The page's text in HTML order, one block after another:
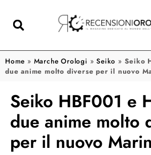
Home » Marche Orologi »Seiko » Seiko
due anime molto diverse per il nuovo
Seiko HBF001 e
due anime molto
per il nuovo